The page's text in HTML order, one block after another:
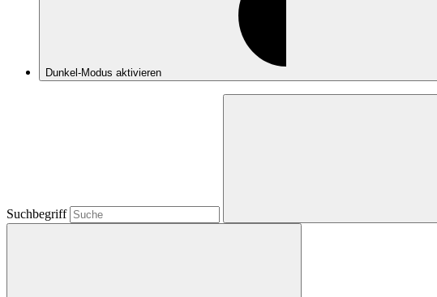
Dunkel-Modus aktivieren
Suchbegriff